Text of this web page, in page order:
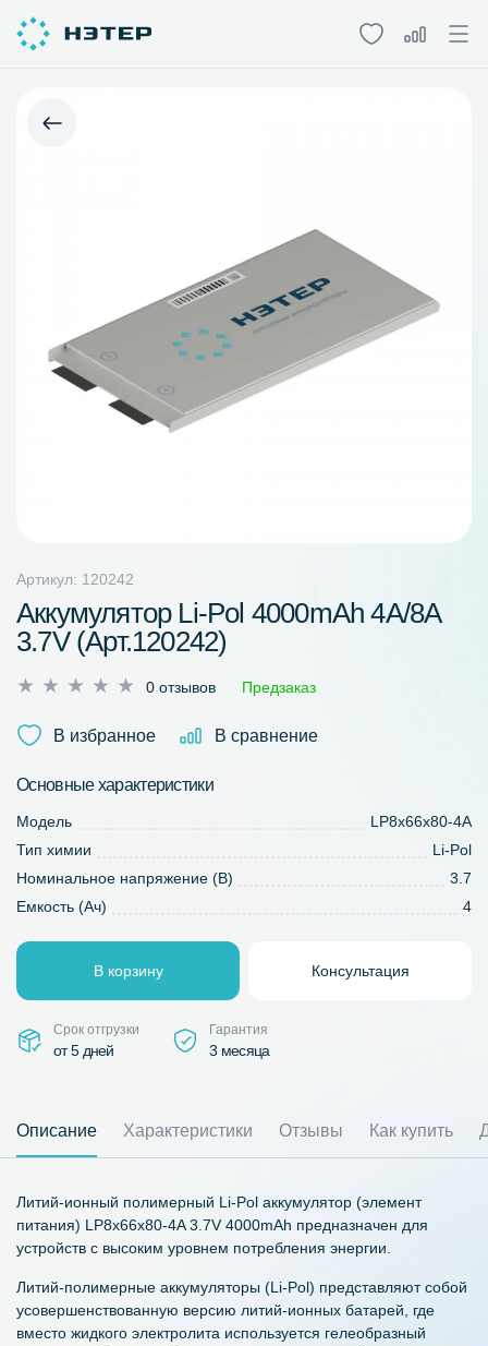
Артикул: 120242
Аккумулятор Li-Pol 4000mAh 4A/8A
3.7V (Арт.120242)
Оценка
из
0 отзывов Предзаказ
В избранное В сравнение
Основные характеристики
Модель
LP8x66x80-4A
Тип химии
Li-Pol
Номинальное напряжение (В)
3.7
Емкость (Ач)
4
В корзину Консультация
Срок отгрузки
от 5 дней
Гарантия
3 месяца
Описание Характеристики Отзывы Как купить
Литий-ионный полимерный Li-Pol аккумулятор (элемент
питания) LP8x66x80-4A 3.7V 4000mAh предназначен для
устройств с высоким уровнем потребления энергии.
Литий-полимерные аккумуляторы (Li-Pol) представляют собой
усовершенствованную версию литий-ионных батарей, где
вместо жидкого электролита используется гелеобразный